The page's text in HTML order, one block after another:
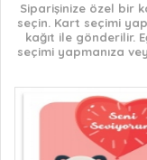
Siparişinize özel bir
seçin. Kart seçimi
kağıt ile gönderilir.
seçimi yapmanıza